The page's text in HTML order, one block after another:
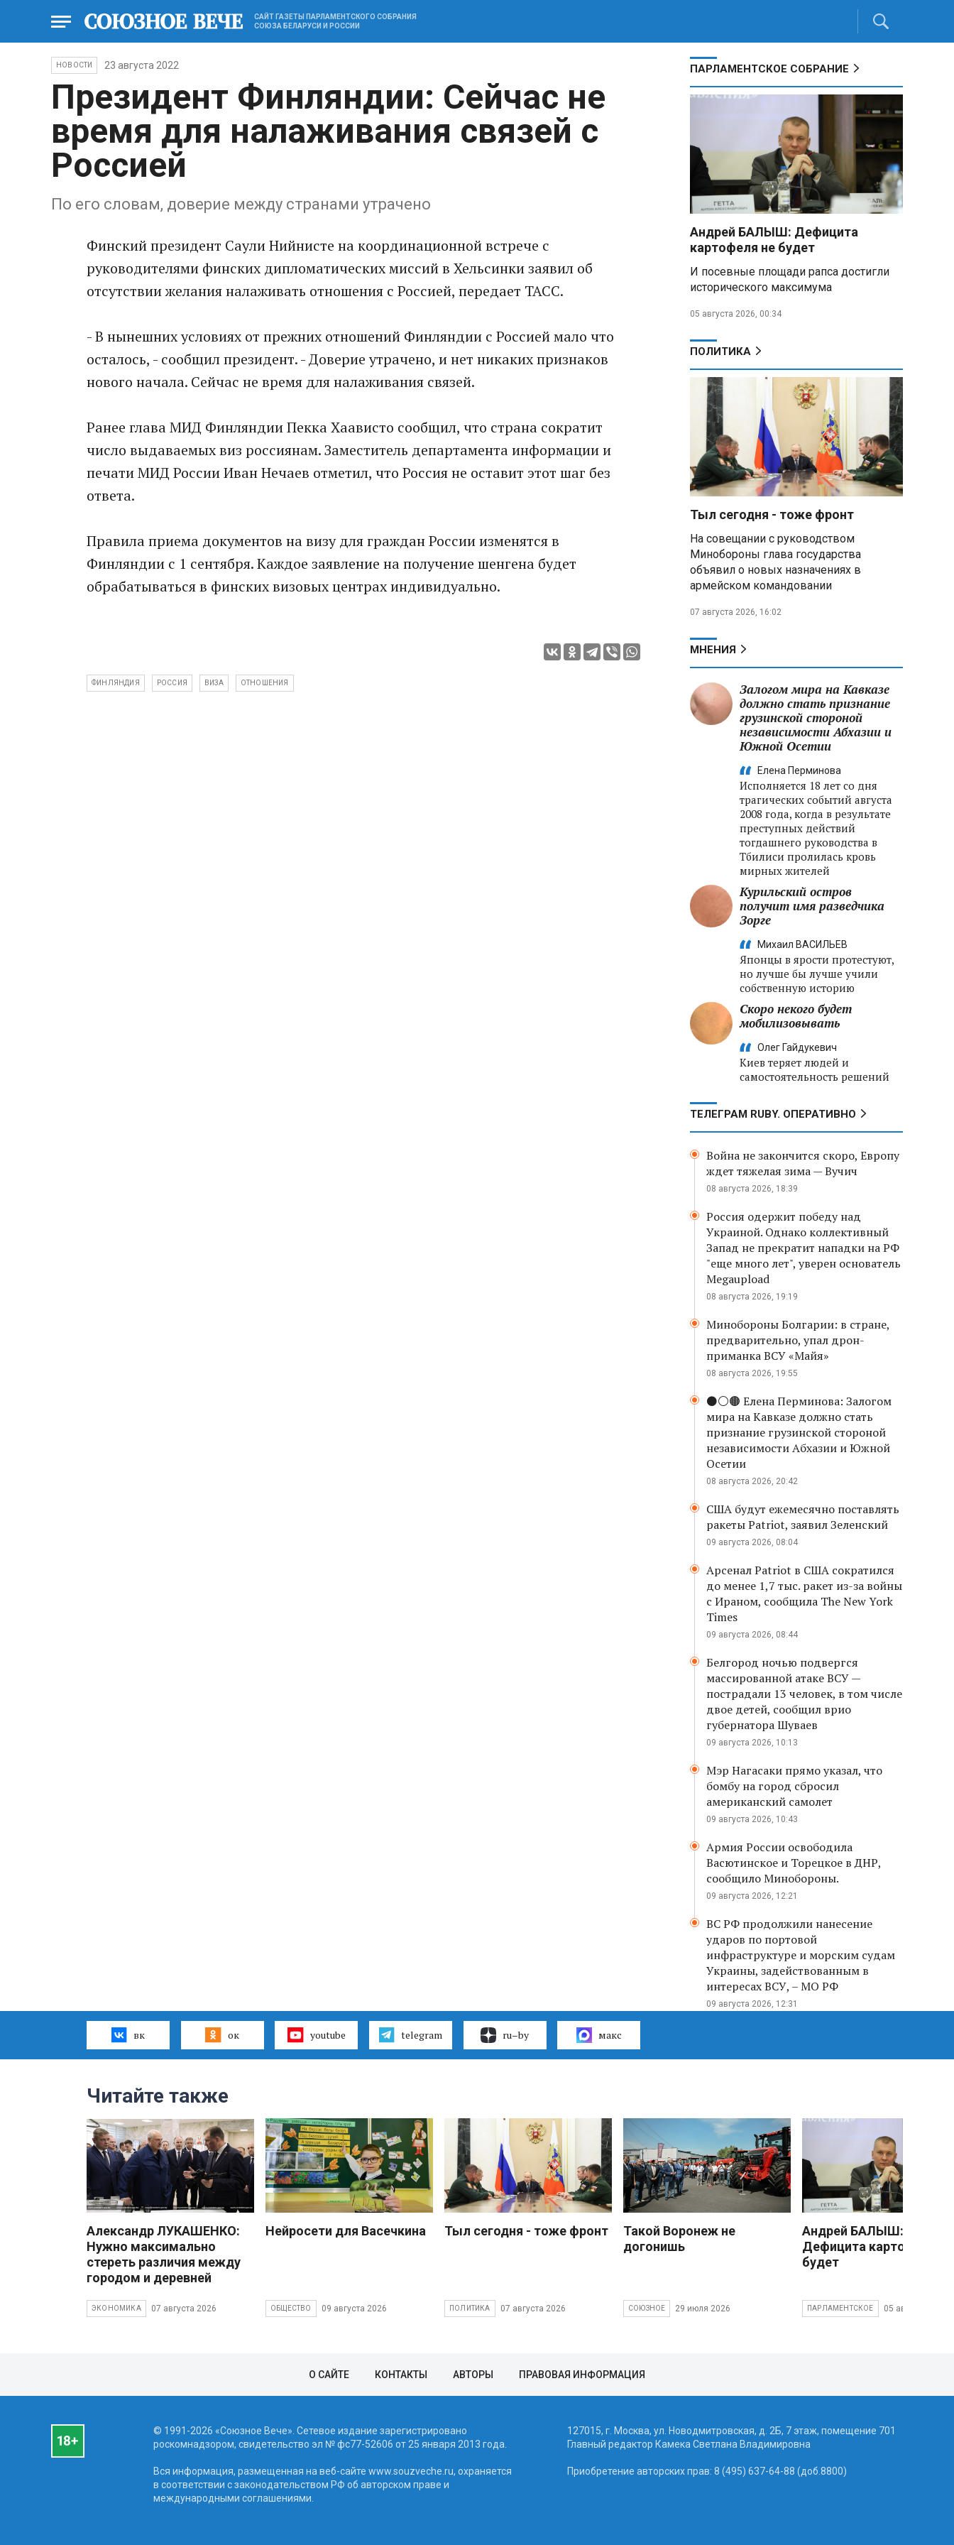
САЙТ ГАЗЕТЫ ПАРЛАМЕНТСКОГО СОБРАНИЯ
СОЮЗА БЕЛАРУСИ И РОССИИ
НОВОСТИ 23 августа 2022
Президент Финляндии: Сейчас не
время для налаживания связей с
Россией
По его словам, доверие между странами утрачено
Финский президент Саули Нийнисте на координационной встрече с
руководителями финских дипломатических миссий в Хельсинки заявил об
отсутствии желания налаживать отношения с Россией, передает ТАСС.
- В нынешних условиях от прежних отношений Финляндии с Россией мало что
осталось, - сообщил президент. - Доверие утрачено, и нет никаких признаков
нового начала. Сейчас не время для налаживания связей.
Ранее глава МИД Финляндии Пекка Хаависто сообщил, что страна сократит
число выдаваемых виз россиянам. Заместитель департамента информации и
печати МИД России Иван Нечаев отметил, что Россия не оставит этот шаг без
ответа.
Правила приема документов на визу для граждан России изменятся в
Финляндии с 1 сентября. Каждое заявление на получение шенгена будет
обрабатываться в финских визовых центрах индивидуально.
ФИНЛЯНДИЯ РОССИЯ ВИЗА ОТНОШЕНИЯ
ПАРЛАМЕНТСКОЕ СОБРАНИЕ
Андрей БАЛЫШ: Дефицита
картофеля не будет
И посевные площади рапса достигли
исторического максимума
05 августа 2026, 00:34
ПОЛИТИКА
Тыл сегодня - тоже фронт
На совещании с руководством
Минобороны глава государства
объявил о новых назначениях в
армейском командовании
07 августа 2026, 16:02
МНЕНИЯ
Залогом мира на Кавказе
должно стать признание
грузинской стороной
независимости Абхазии и
Южной Осетии
Елена Перминова
Исполняется 18 лет со дня
трагических событий августа
2008 года, когда в результате
преступных действий
тогдашнего руководства в
Тбилиси пролилась кровь
мирных жителей
Курильский остров
получит имя разведчика
Зорге
Михаил ВАСИЛЬЕВ
Японцы в ярости протестуют,
но лучше бы лучше учили
собственную историю
Скоро некого будет
мобилизовывать
Олег Гайдукевич
Киев теряет людей и
самостоятельность решений
ТЕЛЕГРАМ RUBY. ОПЕРАТИВНО
Война не закончится скоро, Европу
ждет тяжелая зима — Вучич
08 августа 2026, 18:39
Россия одержит победу над
Украиной. Однако коллективный
Запад не прекратит нападки на РФ
"еще много лет", уверен основатель
Megaupload
08 августа 2026, 19:19
Минобороны Болгарии: в стране,
предварительно, упал дрон-
приманка ВСУ «Майя»
08 августа 2026, 19:55
⚫️⚪️🟤 Елена Перминова: Залогом
мира на Кавказе должно стать
признание грузинской стороной
независимости Абхазии и Южной
Осетии
08 августа 2026, 20:42
США будут ежемесячно поставлять
ракеты Patriot, заявил Зеленский
09 августа 2026, 08:04
Арсенал Patriot в США сократился
до менее 1,7 тыс. ракет из-за войны
с Ираном, сообщила The New York
Times
09 августа 2026, 08:44
Белгород ночью подвергся
массированной атаке ВСУ —
пострадали 13 человек, в том числе
двое детей, сообщил врио
губернатора Шуваев
09 августа 2026, 10:13
Мэр Нагасаки прямо указал, что
бомбу на город сбросил
американский самолет
09 августа 2026, 10:43
Армия России освободила
Васютинское и Торецкое в ДНР,
сообщило Минобороны.
09 августа 2026, 12:21
ВС РФ продолжили нанесение
ударов по портовой
инфраструктуре и морским судам
Украины, задействованным в
интересах ВСУ, – МО РФ
09 августа 2026, 12:31
вк ок youtube telegram ru–by макс
Читайте также
Александр ЛУКАШЕНКО:
Нужно максимально
стереть различия между
городом и деревней
ЭКОНОМИКА 07 августа 2026
Нейросети для Васечкина
ОБЩЕСТВО 09 августа 2026
Тыл сегодня - тоже фронт
ПОЛИТИКА 07 августа 2026
Такой Воронеж не
догонишь
СОЮЗНОЕ 29 июля 2026
Андрей БАЛЫШ:
Дефицита картофеля не
будет
ПАРЛАМЕНТСКОЕ 05 августа 2026
О САЙТЕ КОНТАКТЫ АВТОРЫ ПРАВОВАЯ ИНФОРМАЦИЯ
© 1991-2026 «Союзное Вече». Сетевое издание зарегистрировано
роскомнадзором, свидетельство эл № фc77-52606 от 25 января 2013 года.
Вся информация, размещенная на веб-сайте www.souzveche.ru, охраняется
в соответствии с законодательством РФ об авторском праве и
международными соглашениями.
127015, г. Москва, ул. Новодмитровская, д. 2Б, 7 этаж, помещение 701
Главный редактор Камека Светлана Владимировна
Приобретение авторских прав: 8 (495) 637-64-88 (доб.8800)